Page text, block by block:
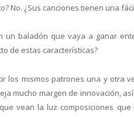
No. ¿Sus canciones tienen una
un baladón que vaya a ganar
de estas características?
los mismos patrones una y otra
mucho margen de innovación,
vean la luz composiciones